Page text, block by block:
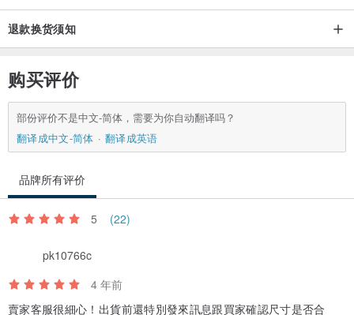
退款换货须知
购买评价
部份评价不是中文-简体，需要为你自动翻译吗？
翻译成中文-简体
翻译成英语
品牌所有评价
5 (22)
pk10766c
4 年前
賣家客服很細心！出貨前還特別發來訊息跟買家確認尺寸是否合